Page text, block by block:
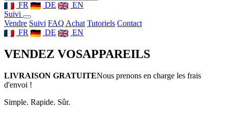
FR DE
EN
Suivi
Vendre Suivi FAQ Achat Tutoriels Contact
FR
DE EN
VENDEZ VOSAPPAREILS
LIVRAISON GRATUITENous prenons en charge les frais
d'envoi !
Simple. Rapide. Sûr.